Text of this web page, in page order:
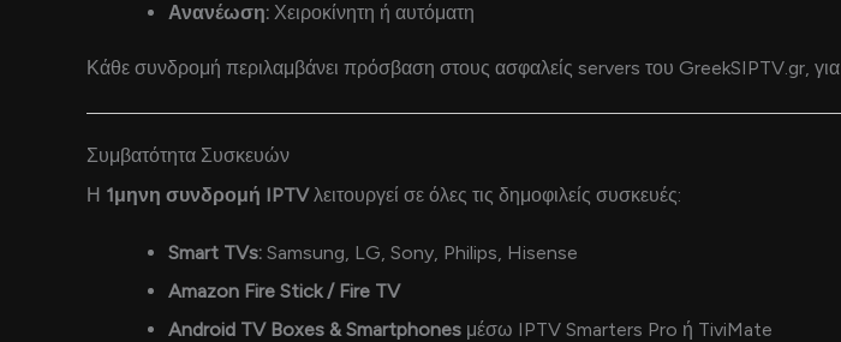
Ανανέωση: Χειροκίνητη ή αυτόματη
Κάθε συνδρομή περιλαμβάνει πρόσβαση στους ασφαλείς servers του GreekSIPTV.gr, για
Συμβατότητα Συσκευών
Η 1μηνη συνδρομή IPTVλειτουργεί σε όλες τις δημοφιλείς συσκευές:
Smart TVs: Samsung, LG, Sony, Philips, Hisense
Amazon Fire Stick / Fire TV
Android TV Boxes & Smartphones μέσω IPTV Smarters Pro ή TiviMate